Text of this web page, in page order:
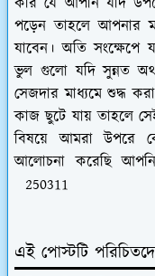
পড়েন তাহলে আপনার
যাবেন। অতি সংক্ষেপে
ভুল গুলো যদি সুন্নত
সেজদার মাধ্যমে শুদ্ধ
কাজ ছুটে যায় তাহলে
বিষয়ে আমরা উপরে
আলোচনা করেছি
250311
এই পোস্টটি